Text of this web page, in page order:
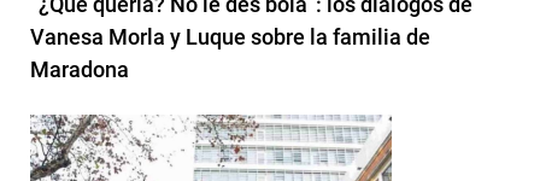
Vanesa Morla y Luque sobre la familia de
Maradona